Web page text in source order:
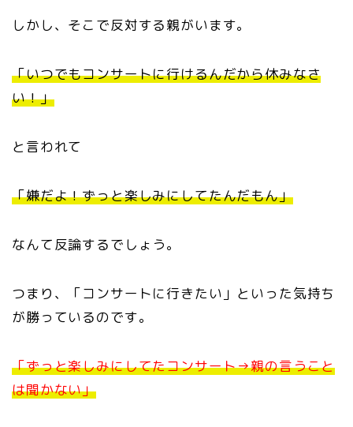
しかし、そこで反対する親がいます。
「いつでもコンサートに行けるんだから休みなさ
い！」
と言われて
「嫌だよ！ずっと楽しみにしてたんだもん」
なんて反論するでしょう。
つまり、「コンサートに行きたい」といった気持ち
が勝っているのです。
「ずっと楽しみにしてたコンサート→親の言うこと
は聞かない」